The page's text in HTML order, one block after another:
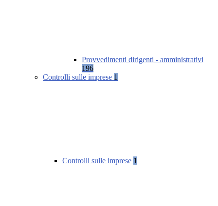
Provvedimenti dirigenti - amministrativi
196
Controlli sulle imprese 1
Controlli sulle imprese 1